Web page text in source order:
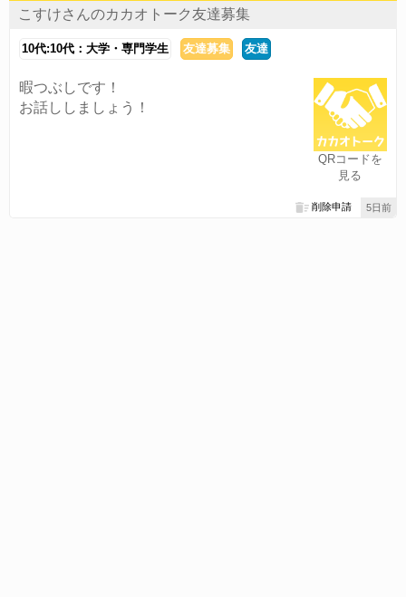
こすけさんのカカオトーク友達募集
10代:10代：大学・専門学生 友達募集 友達
QRコードを
見る
暇つぶしです！
お話ししましょう！
5日前
削除申請